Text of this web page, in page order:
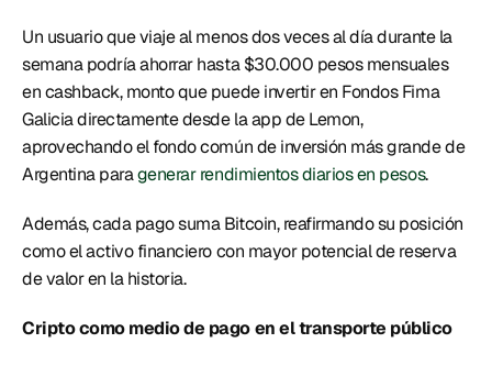
Un usuario que viaje al menos dos veces al día durante la
semana podría ahorrar hasta $30.000 pesos mensuales
en cashback, monto que puede invertir en Fondos Fima
Galicia directamente desde la app de Lemon,
aprovechando el fondo común de inversión más grande de
Argentina para generar rendimientos diarios en pesos.
Además, cada pago suma Bitcoin, reafirmando su posición
como el activo financiero con mayor potencial de reserva
de valor en la historia.
Cripto como medio de pago en el transporte público